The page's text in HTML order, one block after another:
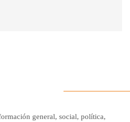
general, social, política,